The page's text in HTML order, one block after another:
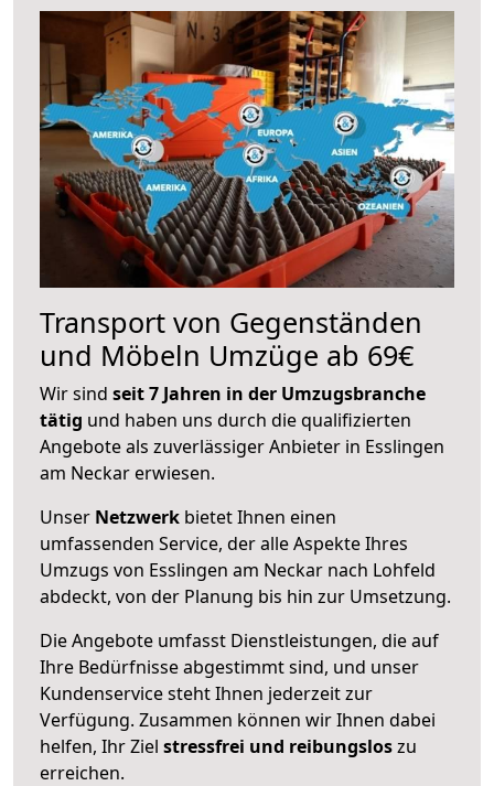
Transport von Gegenständen
und Möbeln Umzüge ab 69€
Wir sind seit 7 Jahren in der Umzugsbranche
tätig und haben uns durch die qualifizierten
Angebote als zuverlässiger Anbieter in Esslingen
am Neckar erwiesen.
Unser Netzwerk bietet Ihnen einen
umfassenden Service, der alle Aspekte Ihres
Umzugs von Esslingen am Neckar nach Lohfeld
abdeckt, von der Planung bis hin zur Umsetzung.
Die Angebote umfasst Dienstleistungen, die auf
Ihre Bedürfnisse abgestimmt sind, und unser
Kundenservice steht Ihnen jederzeit zur
Verfügung. Zusammen können wir Ihnen dabei
helfen, Ihr Ziel stressfrei und reibungsloszu
erreichen.